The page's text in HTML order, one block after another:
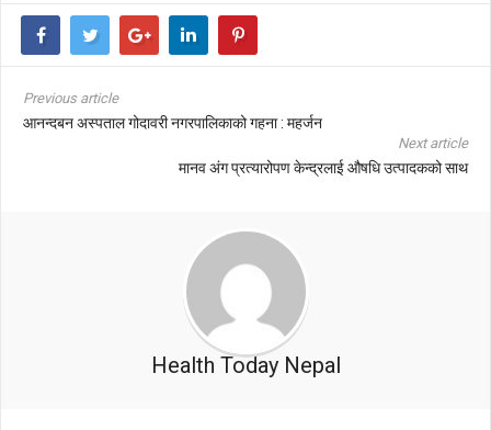
Previous article
आनन्दबन अस्पताल गोदावरी नगरपालिकाको गहना : महर्जन
Next article
मानव अंग प्रत्यारोपण केन्द्रलाई औषधि उत्पादकको साथ
Health Today Nepal